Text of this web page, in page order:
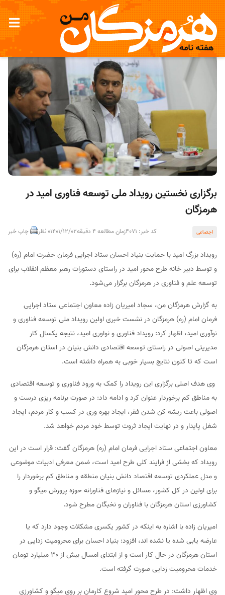
برگزاری نخستین رویداد ملی توسعه فناوری امید در
هرمزگان
اجتماعی کد خبر: 4071 زمان مطالعه 4 دقیقه 1401/12/020 نظر چاپ خبر
رویداد بزرگ امید با حمایت بنیاد احسان ستاد اجرایی فرمان حضرت امام (ره)
و توسط دبیر خانه طرح محور امید در راستای دستورات رهبر معظم انقلاب برای
توسعه علم و فناوری در هرمزگان برگزار می‌شود.
به گزارش هرمزگان من، سجاد امیریان زاده معاون اجتماعی ستاد اجرایی
فرمان امام (ره) هرمزگان در نشست خبری اولین رویداد ملی توسعه فناوری و
نوآوری امید، اظهار کرد: رویداد فناوری و نواوری امید، نتیجه یکسال کار
مدیریتی اصولی در راستای توسعه اقتصادی دانش بنیان در استان هرمزگان
است که تا کنون نتایج بسیار خوبی به همراه داشته است.
وی هدف اصلی برگزاری این رویداد را کمک به ورود فناوری و توسعه اقتصادی
به مناطق کم برخوردار عنوان کرد و ادامه داد: در صورت برنامه ریزی درست و
اصولی باعث ریشه کن شدن فقر، ایجاد بهره وری در کسب و کار مردم، ایجاد
شغل پایدار و در نهایت ایجاد ثروت توسط خود مردم خواهد شد.
معاون اجتماعی ستاد اجرایی فرمان امام (ره) هرمزگان گفت: قرار است در این
رویداد که بخشی از فرایند کلی طرح امید است، ضمن معرفی ادبیات موضوعی
و مدل عملکردی توسعه اقتصاد دانش بنیان منطقه و مناطق کم برخوردار را
برای اولین در کل کشور، مسائل و نیازهای فناورانه حوزه پرورش میگو و
کشاورزی استان هرمزگان با فناوران و نخبگان مطرح شود.
امیریان زاده با اشاره به اینکه در کشور یکسری مشکلات وجود دارد که یا
عارضه یابی شده یا نشده اند، افزود: بنیاد احسان برای محرومیت زدایی در
استان هرمزگان در حال کار است و از ابتدای امسال بیش از ۳۰ میلیارد تومان
خدمات محرومیت زدایی صورت گرفته است.
وی اظهار داشت: در طرح محور امید شروع کارمان بر روی میگو و کشاورزی